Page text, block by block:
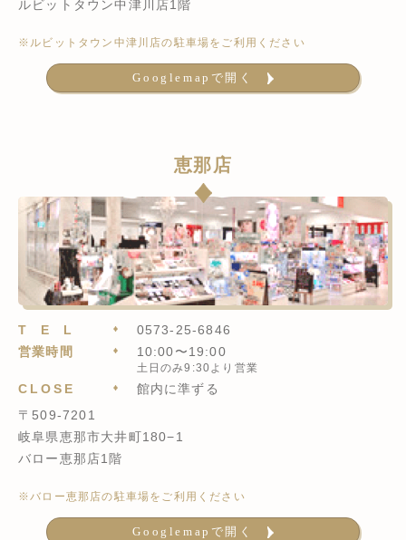
ルビットタウン中津川店1階
※ルビットタウン中津川店の駐車場をご利用ください
Googlemapで開く
恵那店
TEL
0573-25-6846
営業時間
10:00〜19:00
土日のみ9:30より営業
CLOSE
館内に準ずる
〒509-7201
岐阜県恵那市大井町180−1
バロー恵那店1階
※バロー恵那店の駐車場をご利用ください
Googlemapで開く